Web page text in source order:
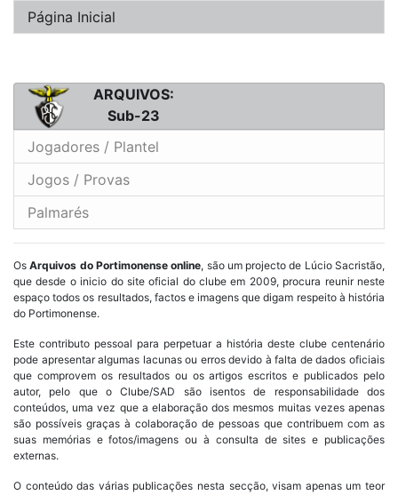
Página Inicial
ARQUIVOS:
Sub-23
Jogadores / Plantel
Jogos / Provas
Palmarés
OsArquivos do Portimonense online, são um projecto de Lúcio Sacristão,
que desde o inicio do site oficial do clube em 2009, procura reunir neste
espaço todos os resultados, factos e imagens que digam respeito à história
do Portimonense.
Este contributo pessoal para perpetuar a história deste clube centenário
pode apresentar algumas lacunas ou erros devido à falta de dados oficiais
que comprovem os resultados ou os artigos escritos e publicados pelo
autor, pelo que o Clube/SAD são isentos de responsabilidade dos
conteúdos, uma vez que a elaboração dos mesmos muitas vezes apenas
são possíveis graças à colaboração de pessoas que contribuem com as
suas memórias e fotos/imagens ou à consulta de sites e publicações
externas.
O conteúdo das várias publicações nesta secção, visam apenas um teor